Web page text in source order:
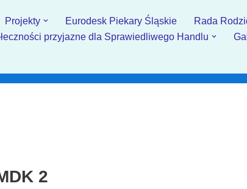
Projekty Eurodesk Piekary Śląskie Rada
przyjazne dla Sprawiedliwego Handlu
2